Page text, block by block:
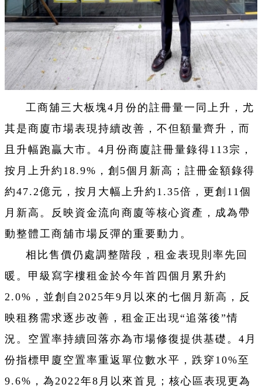
工商舖三大板塊4月份的註冊量一同上升，尤
其是商廈市場表現持續改善，不但額量齊升，而
且升幅跑贏大市。4月份商廈註冊量錄得113宗，
按月上升約18.9%，創5個月新高；註冊金額錄得
約47.2億元，按月大幅上升約1.35倍，更創11個
月新高。反映資金流向商廈等核心資產，成為帶
動整體工商舖市場反彈的重要動力。
相比售價仍處調整階段，租金表現則率先回
暖。甲級寫字樓租金於今年首四個月累升約
2.0%，並創自2025年9月以來的七個月新高，反
映租務需求逐步改善，租金正出現“追落後”情
況。空置率持續回落亦為市場修復提供基礎。4月
份指標甲廈空置率重返單位數水平，跌穿10%至
9.6%，為2022年8月以來首見；核心區表現更為